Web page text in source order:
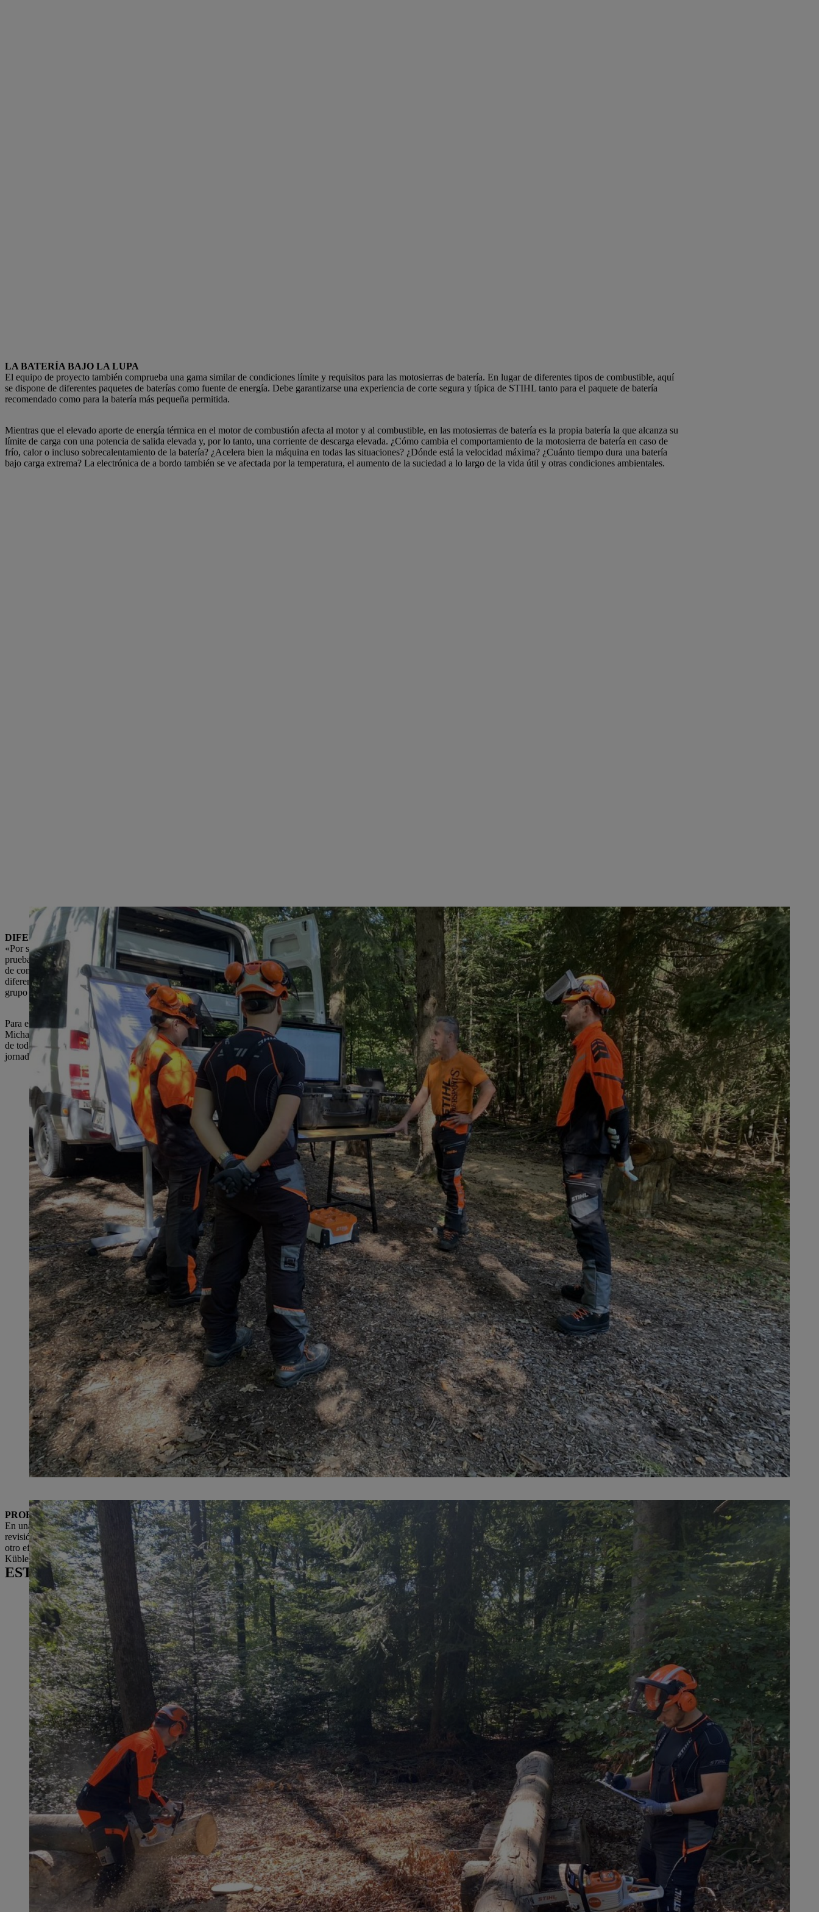
LA BATERÍA BAJO LA LUPA
El equipo de proyecto también comprueba una gama similar de condiciones límite y requisitos para las motosierras de batería. En lugar de diferentes tipos de combustible, aquí
se dispone de diferentes paquetes de baterías como fuente de energía. Debe garantizarse una experiencia de corte segura y típica de STIHL tanto para el paquete de batería
recomendado como para la batería más pequeña permitida.
Mientras que el elevado aporte de energía térmica en el motor de combustión afecta al motor y al combustible, en las motosierras de batería es la propia batería la que alcanza su
límite de carga con una potencia de salida elevada y, por lo tanto, una corriente de descarga elevada. ¿Cómo cambia el comportamiento de la motosierra de batería en caso de
frío, calor o incluso sobrecalentamiento de la batería? ¿Acelera bien la máquina en todas las situaciones? ¿Dónde está la velocidad máxima? ¿Cuánto tiempo dura una batería
bajo carga extrema? La electrónica de a bordo también se ve afectada por la temperatura, el aumento de la suciedad a lo largo de la vida útil y otras condiciones ambientales.
Las motosierras de batería se someten a una revisión crítica de la aplicación y se prueban en todos los aspectos importantes para los futuros clientes.
DIFERENTES PRUEBAS
«Por supuesto, los clientes quieren trabajar de forma profesional al más alto nivel con ambas variantes, la motosierra de combustión y la de batería. Para que esto sea posible, las
pruebas de aplicación deben adaptarse en consecuencia. Al fin y al cabo, la diferencia está en los detalles. Por ejemplo, una motosierra de batería no tiene carburador, depósito
de combustible, cilindro o pistón que trabajen juntos de forma óptima en simbiosis. Para ello, hay que examinar otros temas, como por ejemplo una electrónica muy compleja,
diferentes baterías, un amplio software y componentes eléctricos como interruptores y HMI desde la perspectiva del cliente», afirma Michael Dietenberger (2/CUT), jefe de
grupo en el área de Desarrollo Funcional de Forest & Bau.
Para ello, el equipo, formado normalmente por los jefes de departamento de Función, Tommy Roitsch (2/CEU)) o Isgard Sabelberg (2/CEY), el jefe de grupo respectivo,
Michael Dietenberger (2/CUT), los expertos de la coordinación de pruebas, diseño y desarrollo de sistemas y Claus Kübler (2/CUT-kc), el organizador responsable y anfitrión
de todas las revisiones de aplicaciones para el desarrollo de funciones, se adentran juntos en el bosque durante medio día y rellenan un cuestionario definido al final de la
jornada que, junto con los resultados documentados en vivo de todas las máquinas de cada aplicación, da lugar a una retroalimentación detallada.
PROBARLOSPRODUCTOS ENACCIÓN
En una reunión posterior se debaten los resultados visualizados y se establecen y priorizan los paquetes de trabajo resultantes de las semanas siguientes. De este modo, la
revisión ayuda a que los proyectos sean más efectivos y, al mismo tiempo, proporciona un alto grado de transparencia en y para el proyecto. Además de la creación de equipos,
otro efecto positivo es probar el producto en directo durante su uso: a menudo se trabaja la mayor parte del tiempo con componentes individuales de la máquina», afirma Claus
Kübler (D2/CUT-kc).
ESTO TAMBIÉN PODRÍA INTERESARTE